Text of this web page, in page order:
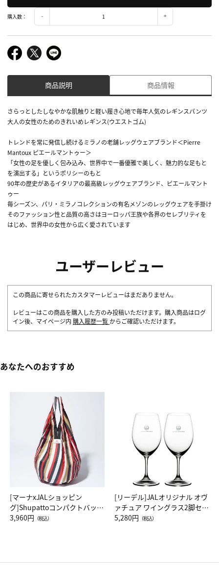
購入数：
商品説明 商品情報
さらっとしたしなやかな肌触りと軽い履き心地で毎年人気のレギンスパンツ
大人の女性のためのきれいめレギンス(ウエストゴム)
トレンドを常に発信し続けるミラノの老舗レッグウェアブランド＜Pierre
Mantoux ピエールマントゥー＞
「女性の足を優しく包み込み、世界中で一番優雅で美しく、魅力的な足もと
を演出する」というポリシーのもと
90年の歴史があるイタリアの最高級レッグウェアブランド、ピエールマント
ゥー
毎シーズン、パリ・ミラノコレクションの有名メゾンのレッグウェアを手掛け
そのファッション性と品質の高さはヨーロッパ王族や各界のセレブリティを
はじめ、世界中の女性から広く愛されています
ユーザーレビュー
この商品に寄せられたカスタマーレビューはまだありません。
レビューはこの商品を購入した方のみ投稿いただけます。購入商品はログ
イン後、マイページ内 購入履歴一覧 からご確認いただけます。
あなたへのおすすめ
[マーナxJALショッピン
グ]Shupattoコンパクトバッグ
Drop JAL客室乗務員（LC）ス
3,960円 （税込）
[リーデル]JALオリジナル オヴ
ァチュア ワイングラス2脚セッ
ト（レッドワイン）
5,280円 （税込）